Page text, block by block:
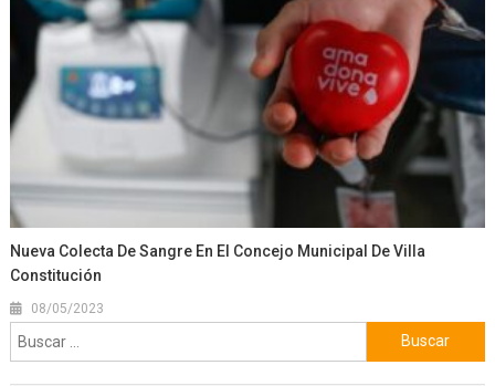
Nueva Colecta De Sangre En El Concejo Municipal De Villa
Constitución
08/05/2023
Buscar: